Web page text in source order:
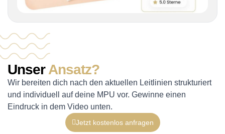
UnserAnsatz?
Wir bereiten dich nach den aktuellen Leitlinien strukturiert
und individuell auf deine MPU vor. Gewinne einen
Eindruck in dem Video unten.
Jetzt kostenlos anfragen